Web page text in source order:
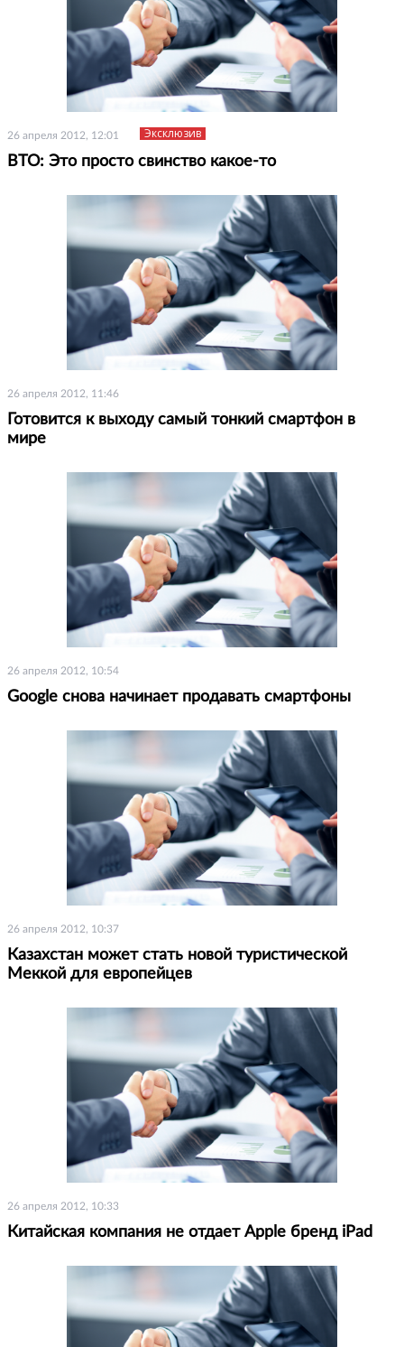
26 апреля 2012, 12:01 Эксклюзив
ВТО: Это просто свинство какое-то
26 апреля 2012, 11:46
Готовится к выходу самый тонкий смартфон в
мире
26 апреля 2012, 10:54
Google снова начинает продавать смартфоны
26 апреля 2012, 10:37
Казахстан может стать новой туристической
Меккой для европейцев
26 апреля 2012, 10:33
Китайская компания не отдает Apple бренд iPad